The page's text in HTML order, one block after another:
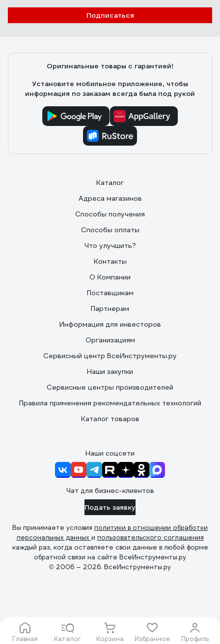
Главная Каталог Корзина Избранное Профиль
Подписаться
Оригинальные товары с гарантией!
Установите мобильное приложение, чтобы
информация по заказам всегда была под рукой
Каталог
Адреса магазинов
Способы получения
Способы оплаты
Что улучшить?
Контакты
О Компании
Поставщикам
Партнерам
Информация для инвесторов
Организациям
Сервисный центр ВсеИнструменты.ру
Наши закупки
Сервисные центры производителей
Правила применения рекомендательных технологий
Каталог товаров
Наши соцсети
Чат для бизнес-клиентов
Подать заявку
Вы принимаете условия политики в отношении обработки
персональных данных и пользовательского соглашения
каждый раз, когда оставляете свои данные в любой форме
обратной связи на сайте ВсеИнструменты.ру
© 2006 — 2026. ВсеИнструменты.ру